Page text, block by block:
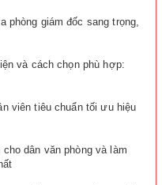
phòng giám đốc sang trọng,
và cách chọn phù hợp:
viên tiêu chuẩn tối ưu hiệu
dân văn phòng và làm